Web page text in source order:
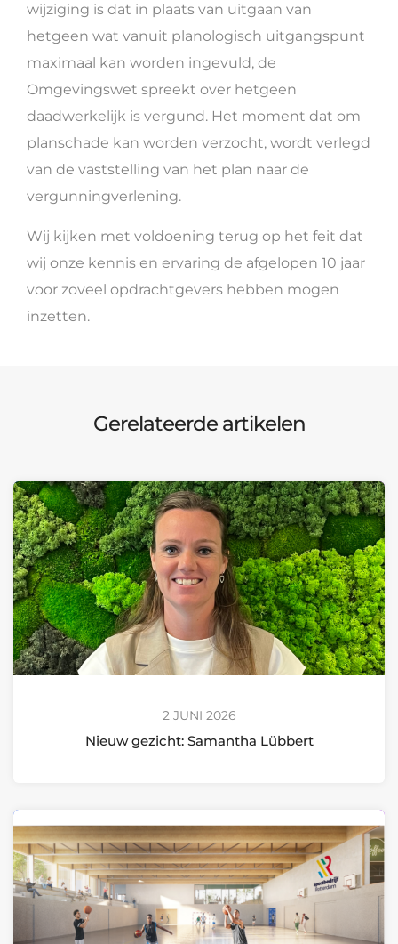
wijziging is dat in plaats van uitgaan van
hetgeen wat vanuit planologisch uitgangspunt
maximaal kan worden ingevuld, de
Omgevingswet spreekt over hetgeen
daadwerkelijk is vergund. Het moment dat om
planschade kan worden verzocht, wordt verlegd
van de vaststelling van het plan naar de
vergunningverlening.
Wij kijken met voldoening terug op het feit dat
wij onze kennis en ervaring de afgelopen 10 jaar
voor zoveel opdrachtgevers hebben mogen
inzetten.
Gerelateerde artikelen
2 JUNI 2026
Nieuw gezicht: Samantha Lübbert